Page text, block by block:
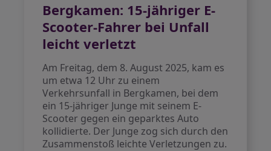
Bergkamen: 15-jähriger E-
Scooter-Fahrer bei Unfall
leicht verletzt
Am Freitag, dem 8. August 2025, kam es
um etwa 12 Uhr zu einem
Verkehrsunfall in Bergkamen, bei dem
ein 15-jähriger Junge mit seinem E-
Scooter gegen ein geparktes Auto
kollidierte. Der Junge zog sich durch den
Zusammenstoß leichte Verletzungen zu.